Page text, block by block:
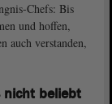
Chefs: Bis
und hoffen,
auch verstanden,
nicht beliebt